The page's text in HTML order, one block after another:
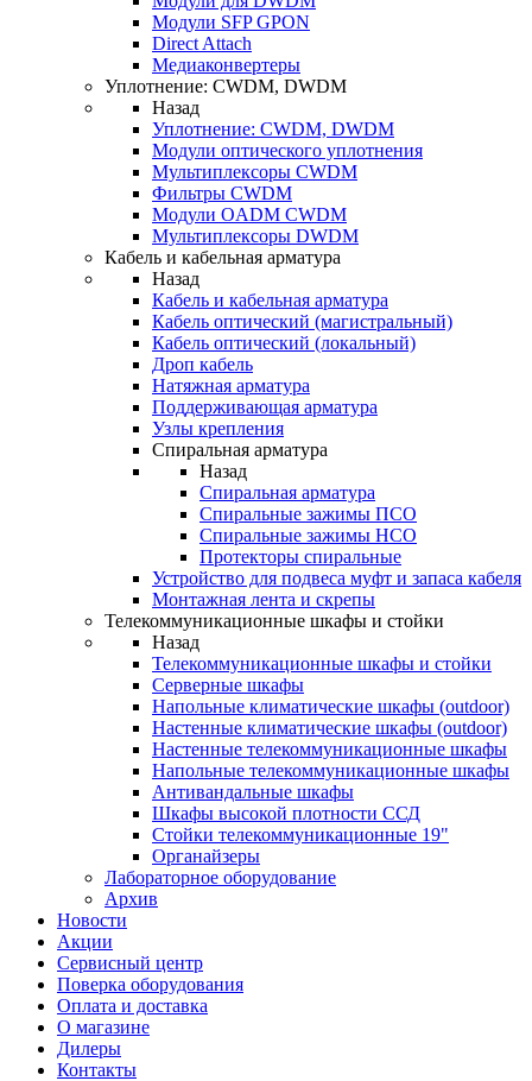
Модули SFP GPON
Direct Attach
Медиаконвертеры
Уплотнение: CWDM, DWDM
Назад
Уплотнение: CWDM, DWDM
Модули оптического уплотнения
Мультиплексоры CWDM
Фильтры CWDM
Модули OADM CWDM
Мультиплексоры DWDM
Кабель и кабельная арматура
Назад
Кабель и кабельная арматура
Кабель оптический (магистральный)
Кабель оптический (локальный)
Дроп кабель
Натяжная арматура
Поддерживающая арматура
Узлы крепления
Спиральная арматура
Назад
Спиральная арматура
Спиральные зажимы ПСО
Спиральные зажимы НСО
Протекторы спиральные
Устройство для подвеса муфт и запаса кабеля
Монтажная лента и скрепы
Телекоммуникационные шкафы и стойки
Назад
Телекоммуникационные шкафы и стойки
Серверные шкафы
Напольные климатические шкафы (outdoor)
Настенные климатические шкафы (outdoor)
Настенные телекоммуникационные шкафы
Напольные телекоммуникационные шкафы
Антивандальные шкафы
Шкафы высокой плотности ССД
Стойки телекоммуникационные 19"
Органайзеры
Лабораторное оборудование
Архив
Новости
Акции
Сервисный центр
Поверка оборудования
Оплата и доставка
О магазине
Дилеры
Контакты